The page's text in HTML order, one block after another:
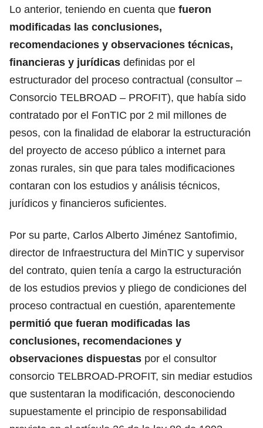
Lo anterior, teniendo en cuenta que fueron
modificadas las conclusiones,
recomendaciones y observaciones técnicas,
financieras y jurídicas definidas por el
estructurador del proceso contractual (consultor –
Consorcio TELBROAD – PROFIT), que había sido
contratado por el FonTIC por 2 mil millones de
pesos, con la finalidad de elaborar la estructuración
del proyecto de acceso público a internet para
zonas rurales, sin que para tales modificaciones
contaran con los estudios y análisis técnicos,
jurídicos y financieros suficientes.
Por su parte, Carlos Alberto Jiménez Santofimio,
director de Infraestructura del MinTIC y supervisor
del contrato, quien tenía a cargo la estructuración
de los estudios previos y pliego de condiciones del
proceso contractual en cuestión, aparentemente
permitió que fueran modificadas las
conclusiones, recomendaciones y
observaciones dispuestas por el consultor
consorcio TELBROAD-PROFIT, sin mediar estudios
que sustentaran la modificación, desconociendo
supuestamente el principio de responsabilidad